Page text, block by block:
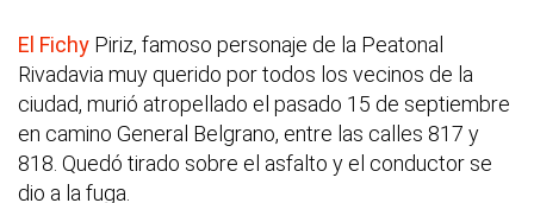
El Fichy Piriz, famoso personaje de la Peatonal
Rivadavia muy querido por todos los vecinos de la
ciudad, murió atropellado el pasado 15 de septiembre
en camino General Belgrano, entre las calles 817 y
818. Quedó tirado sobre el asfalto y el conductor se
dio a la fuga.